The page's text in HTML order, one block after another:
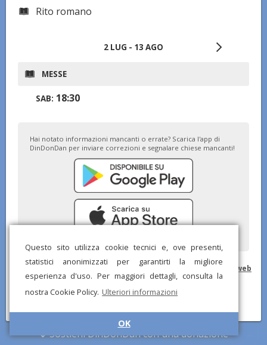
Questo sito utilizza cookie tecnici e, ove presenti,
statistici anonimizzati per garantirti la migliore
esperienza d'uso. Per maggiori dettagli, consulta la
nostra Cookie Policy. Ulteriori informazioni
OK
Rito romano
2 LUG - 13 AGO
MESSE
SAB: 18:30
Hai notato informazioni mancanti o errate? Scarica l'app di
DinDonDan per inviare correzioni e segnalare chiese mancanti!
Privacy Policy Inserisci sul tuo sito web
Sostieni DinDonDan con una donazione